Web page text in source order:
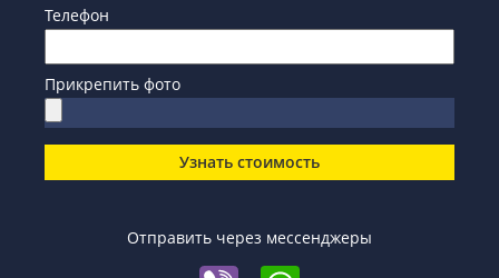
Телефон
Прикрепить фото
Узнать стоимость
Отправить через мессенджеры